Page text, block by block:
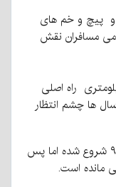
و پیچ و خم های
مسافران نقش
راوری ها که این مسیر ۱۳۵ کیلومتری راه اصلی
ها چشم انتظار
در حالی که کار بازسازی این مسیر از سال ۹۱ شروع شده اما پس